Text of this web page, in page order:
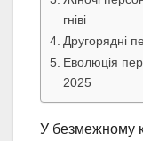
гніві
Другорядні
Еволюція
2025
У безмежному